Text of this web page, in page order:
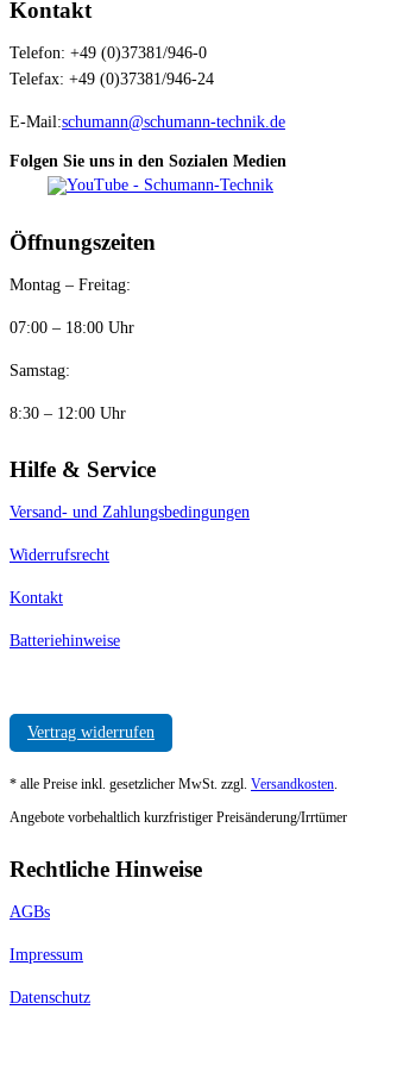
Kontakt
Telefon: +49 (0)37381/946-0
Telefax: +49 (0)37381/946-24
E-Mail:schumann@schumann-technik.de
Folgen Sie uns in den Sozialen Medien
Öffnungszeiten
Montag – Freitag:
07:00 – 18:00 Uhr
Samstag:
8:30 – 12:00 Uhr
Hilfe & Service
Versand- und Zahlungsbedingungen
Widerrufsrecht
Kontakt
Batteriehinweise
Vertrag widerrufen
* alle Preise inkl. gesetzlicher MwSt. zzgl. Versandkosten.
Angebote vorbehaltlich kurzfristiger Preisänderung/Irrtümer
Rechtliche Hinweise
AGBs
Impressum
Datenschutz